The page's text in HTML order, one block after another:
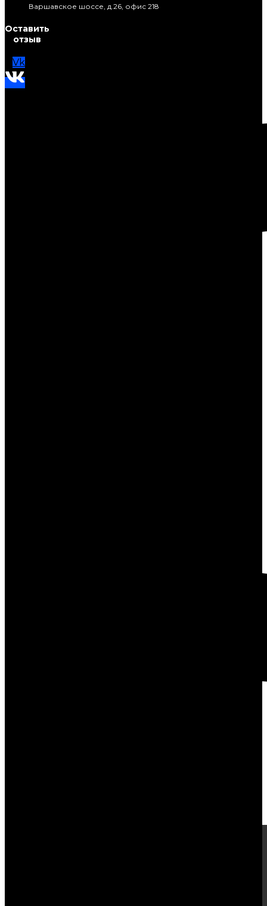
Варшавское шоссе, д.26, офис 218
Оставить
отзыв
Vk